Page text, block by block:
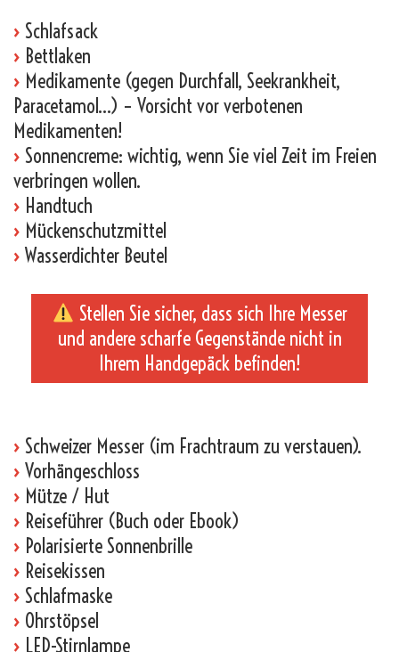
› Schlafsack
› Bettlaken
› Medikamente (gegen Durchfall, Seekrankheit,
Paracetamol…) – Vorsicht vor verbotenen
Medikamenten!
› Sonnencreme: wichtig, wenn Sie viel Zeit im Freien
verbringen wollen.
› Handtuch
› Mückenschutzmittel
› Wasserdichter Beutel
Stellen Sie sicher, dass sich Ihre Messer
und andere scharfe Gegenstände nicht in
Ihrem Handgepäck befinden!
› Schweizer Messer (im Frachtraum zu verstauen).
› Vorhängeschloss
› Mütze / Hut
› Reiseführer (Buch oder Ebook)
› Polarisierte Sonnenbrille
› Reisekissen
› Schlafmaske
› Ohrstöpsel
› LED-Stirnlampe